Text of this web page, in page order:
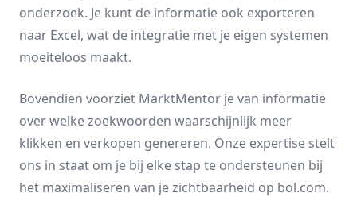
onderzoek. Je kunt de informatie ook exporteren
naar Excel, wat de integratie met je eigen systemen
moeiteloos maakt.
Bovendien voorziet MarktMentor je van informatie
over welke zoekwoorden waarschijnlijk meer
klikken en verkopen genereren. Onze expertise stelt
ons in staat om je bij elke stap te ondersteunen bij
het maximaliseren van je zichtbaarheid op bol.com.